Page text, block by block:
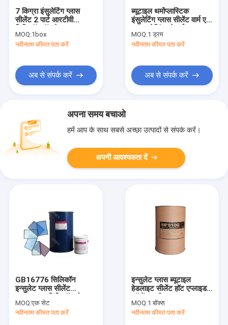
7 किग्रा इंसुलेटिंग ग्लास
सीलेंट 2 पार्ट आरटीवी
MOQ:1box
नवीनतम कीमत पता करें
अब से संपर्क करें
ब्यूटाइल थर्मोप्लास्टिक
इंसुलेटिंग ग्लास सीलेंट वार्म एज
910SG
MOQ:1 ड्रम
नवीनतम कीमत पता करें
अब से संपर्क करें
अपना समय बचाओ
हमें आप के साथ सबसे अच्छा उत्पादों से संपर्क करें।
अपनी आवश्यकता दें
GB16776 सिलिकॉन
इन्सुलेट ग्लास सीलेंट
Acetoxy सिलिकॉन दो
घटक 190L
MOQ:एक सेट
नवीनतम कीमत पता करें
इन्सुलेट ग्लास ब्यूटाइल
हेडलाइट सीलेंट हॉट एप्लाइड
MOQ:1 बॉक्स
नवीनतम कीमत पता करें